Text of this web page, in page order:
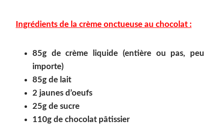
Ingrédients de la crème onctueuse au chocolat :
85g de crème liquide (entière ou pas, peu
importe)
85g de lait
2 jaunes d’oeufs
25g de sucre
110g de chocolat pâtissier